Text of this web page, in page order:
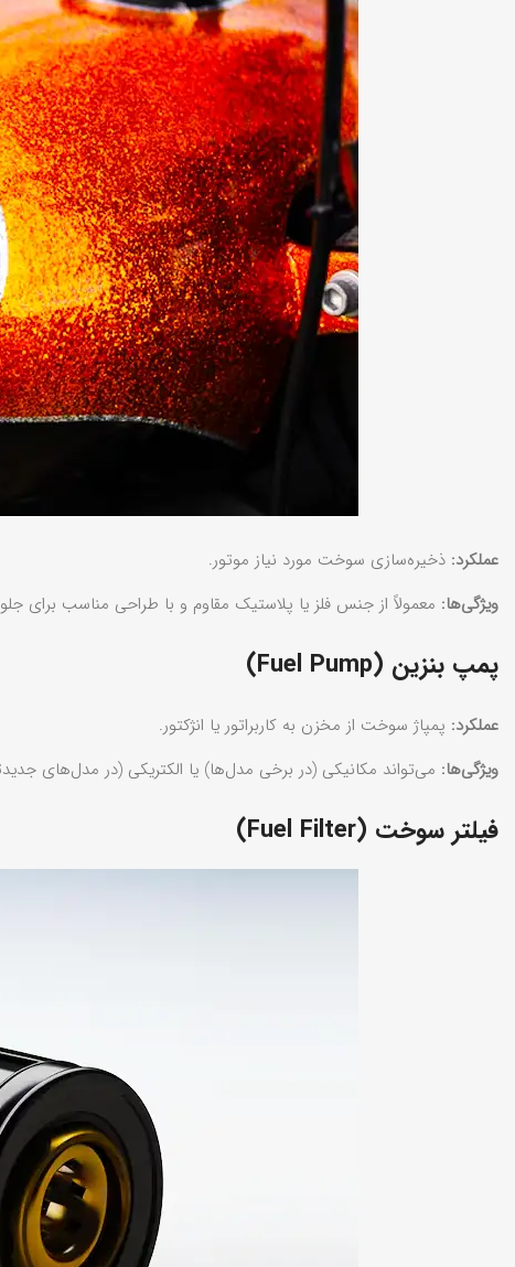
عملکرد: ذخیره‌سازی سوخت مورد نیاز موتور.
ویژگی‌ها: معمولاً از جنس فلز یا پلاستیک مقاوم و با طراحی مناسب برای
پمپ بنزین (Fuel Pump)
عملکرد: پمپاژ سوخت از مخزن به کاربراتور یا انژکتور.
ویژگی‌ها: می‌تواند مکانیکی (در برخی مدل‌ها) یا الکتریکی (در مدل‌های
فیلتر سوخت (Fuel Filter)